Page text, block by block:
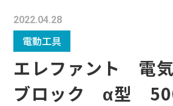
2022.04.28
電動工具
エレファント 電
ブロック α型